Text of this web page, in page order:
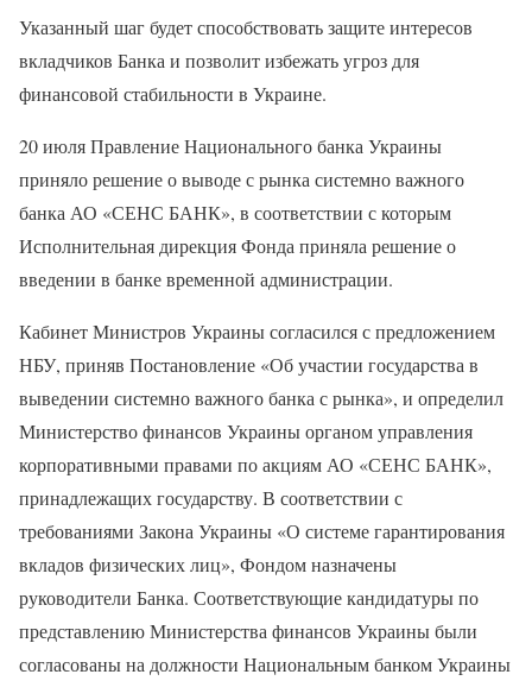
Указанный шаг будет способствовать защите интересов
вкладчиков Банка и позволит избежать угроз для
финансовой стабильности в Украине.
20 июля Правление Национального банка Украины
приняло решение о выводе с рынка системно важного
банка АО «СЕНС БАНК», в соответствии с которым
Исполнительная дирекция Фонда приняла решение о
введении в банке временной администрации.
Кабинет Министров Украины согласился с предложением
НБУ, приняв Постановление «Об участии государства в
выведении системно важного банка с рынка», и определил
Министерство финансов Украины органом управления
корпоративными правами по акциям АО «СЕНС БАНК»,
принадлежащих государству. В соответствии с
требованиями Закона Украины «О системе гарантирования
вкладов физических лиц», Фондом назначены
руководители Банка. Соответствующие кандидатуры по
представлению Министерства финансов Украины были
согласованы на должности Национальным банком Украины